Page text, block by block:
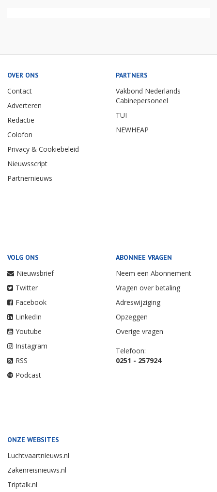
OVER ONS
Contact
Adverteren
Redactie
Colofon
Privacy & Cookiebeleid
Nieuwsscript
Partnernieuws
PARTNERS
Vakbond Nederlands
Cabinepersoneel
TUI
NEWHEAP
VOLG ONS
Nieuwsbrief
Twitter
Facebook
LinkedIn
Youtube
Instagram
RSS
Podcast
ABONNEE VRAGEN
Neem een Abonnement
Vragen over betaling
Adreswijziging
Opzeggen
Overige vragen
Telefoon:
0251 - 257924
ONZE WEBSITES
Luchtvaartnieuws.nl
Zakenreisnieuws.nl
Triptalk.nl